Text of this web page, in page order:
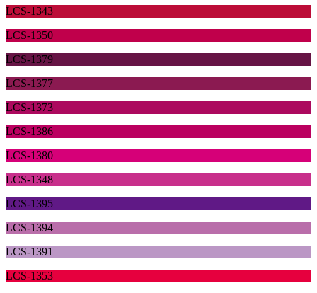
LCS-1343
LCS-1350
LCS-1379
LCS-1377
LCS-1373
LCS-1386
LCS-1380
LCS-1348
LCS-1395
LCS-1394
LCS-1391
LCS-1353